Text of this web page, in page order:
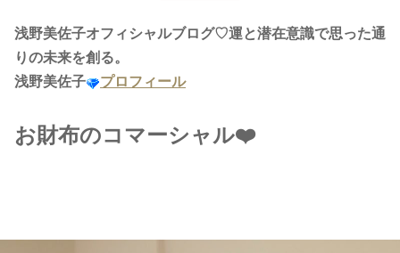
浅野美佐子オフィシャルブログ♡運と潜在意識で思った通
りの未来を創る。
浅野美佐子
プロフィール
お財布のコマーシャル❤️